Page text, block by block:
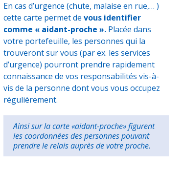
En cas d’urgence (chute, malaise en rue,… )
cette carte permet de vous identifier
comme « aidant-proche ». Placée dans
votre portefeuille, les personnes qui la
trouveront sur vous (par ex. les services
d’urgence) pourront prendre rapidement
connaissance de vos responsabilités vis-à-
vis de la personne dont vous vous occupez
régulièrement.
Ainsi sur la carte «aidant-proche» figurent
les coordonnées des personnes pouvant
prendre le relais auprès de votre proche.